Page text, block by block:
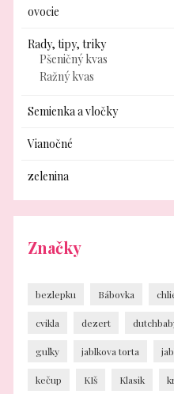
ovocie
Rady, tipy, triky
Pšeničný kvas
Ražný kvas
Semienka a vločky
Vianočné
zelenina
Značky
bezlepku Bábovka
cvikla dezert
guľky jablkova torta
kečup KIš Klasik